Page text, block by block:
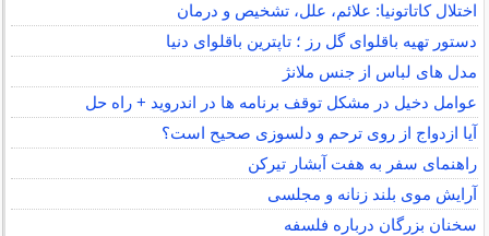
اختلال کاتاتونیا: علائم، علل، تشخیص و درمان
دستور تهیه باقلوای گل رز ؛ تاپترین باقلوای دنیا
مدل های لباس از جنس ملانژ
عوامل دخیل در مشکل توقف برنامه ها در اندروید + راه حل
آیا ازدواج از روی ترحم و دلسوزی صحیح است؟
راهنمای سفر به هفت آبشار تیرکن
آرایش موی بلند زنانه و مجلسی
سخنان بزرگان درباره فلسفه